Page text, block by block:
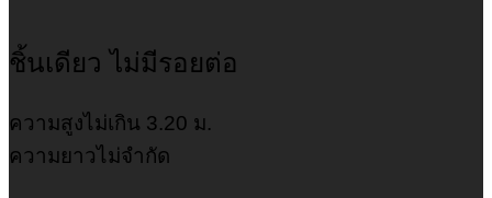
ชิ้นเดียว ไม่มีรอยต่อ
ความสูงไม่เกิน 3.20 ม.
ความยาวไม่จำกัด